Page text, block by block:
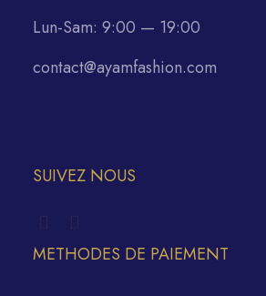
Lun-Sam: 9:00 — 19:00
contact@ayamfashion.com
SUIVEZ NOUS
METHODES DE PAIEMENT